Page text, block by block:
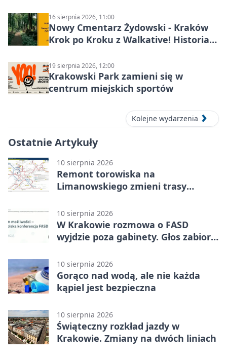
16 sierpnia 2026, 11:00
Nowy Cmentarz Żydowski - Kraków
Krok po Kroku z Walkative! Historia
19 sierpnia 2026, 12:00
Krakowski Park zamieni się w
centrum miejskich sportów
Kolejne wydarzenia
Ostatnie Artykuły
10 sierpnia 2026
Remont torowiska na
Limanowskiego zmieni trasy
10 sierpnia 2026
W Krakowie rozmowa o FASD
wyjdzie poza gabinety. Głos zabiorą
10 sierpnia 2026
Gorąco nad wodą, ale nie każda
kąpiel jest bezpieczna
10 sierpnia 2026
Świąteczny rozkład jazdy w
Krakowie. Zmiany na dwóch liniach